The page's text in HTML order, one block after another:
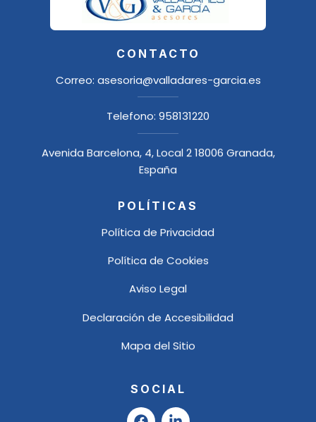
CONTACTO
Correo: asesoria@valladares-garcia.es
Telefono: 958131220
Avenida Barcelona, 4, Local 2 18006 Granada,
España
POLÍTICAS
Política de Privacidad
Política de Cookies
Aviso Legal
Declaración de Accesibilidad
Mapa del Sitio
SOCIAL
F
L